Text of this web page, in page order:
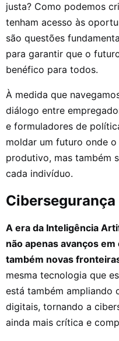
justa? Como podemos
tenham acesso às
são questões
para garantir que o
benéfico para todos.
À medida que
diálogo entre
e formuladores de
moldar um futuro onde
produtivo, mas também
cada indivíduo.
Cibersegurança
A era da Inteligência
não apenas avanços
também novas
mesma tecnologia que
está também ampliando
digitais, tornando a
ainda mais crítica e